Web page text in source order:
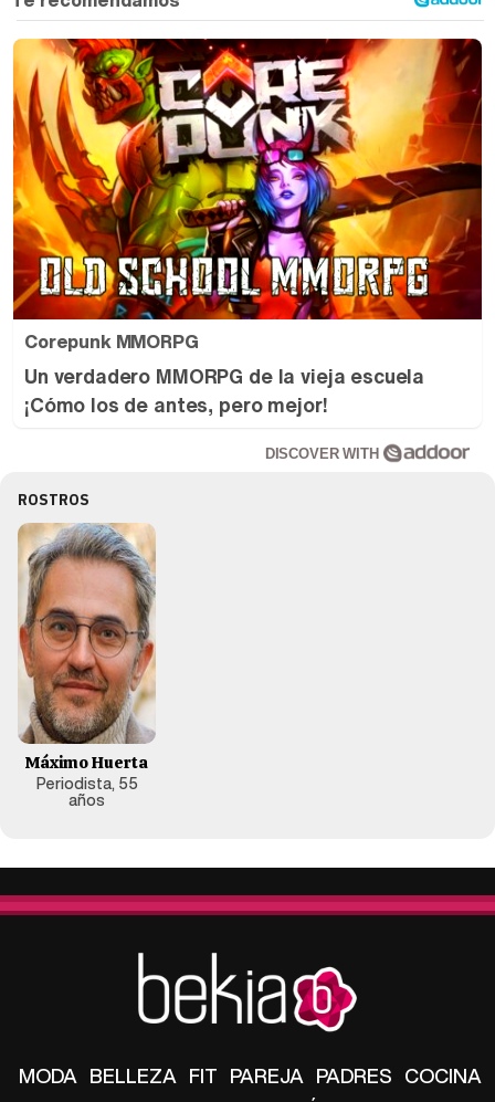
Corepunk MMORPG
Un verdadero MMORPG de la vieja escuela
¡Cómo los de antes, pero mejor!
DISCOVER WITH
ROSTROS
Máximo Huerta
Periodista, 55
años
MODA BELLEZA FIT PAREJA PADRES COCINA